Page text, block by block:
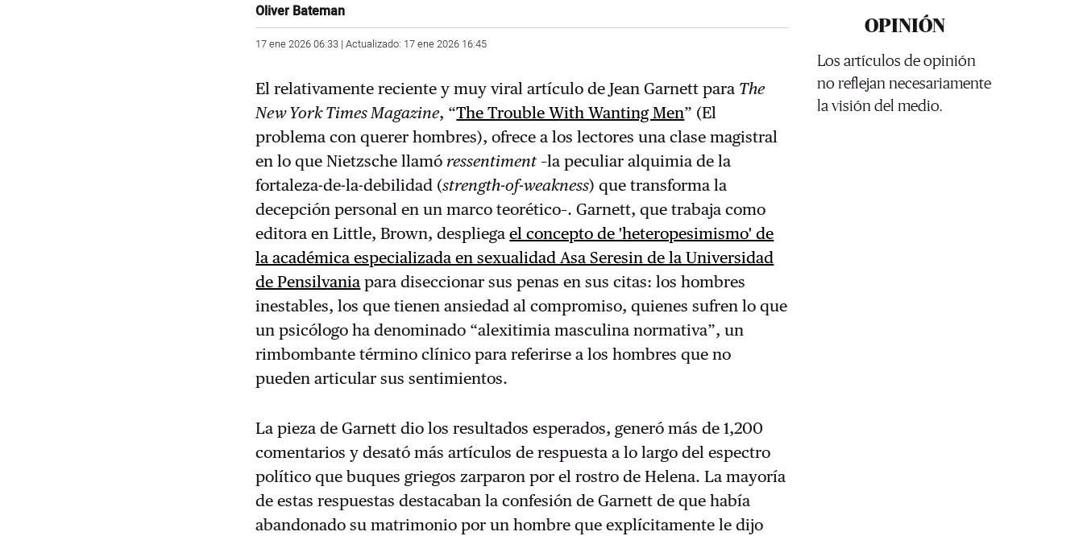
Oliver Bateman
17 ene 2026 06:33 | Actualizado: 17 ene 2026 16:45
El relativamente reciente y muy viral artículo de Jean Garnett para The
New York Times Magazine, “The Trouble With Wanting Men” (El
problema con querer hombres), ofrece a los lectores una clase magistral
en lo que Nietzsche llamó ressentiment –la peculiar alquimia de la
fortaleza-de-la-debilidad (strength-of-weakness) que transforma la
decepción personal en un marco teorético–. Garnett, que trabaja como
editora en Little, Brown, despliegael concepto de 'heteropesimismo' de
la académica especializada en sexualidad Asa Seresin de la Universidad
de Pensilvania para diseccionar sus penas en sus citas: los hombres
inestables, los que tienen ansiedad al compromiso, quienes sufren lo que
un psicólogo ha denominado “alexitimia masculina normativa”, un
rimbombante término clínico para referirse a los hombres que no
pueden articular sus sentimientos.
La pieza de Garnett dio los resultados esperados, generó más de 1,200
comentarios y desató más artículos de respuesta a lo largo del espectro
político que buques griegos zarparon por el rostro de Helena. La mayoría
de estas respuestas destacaban la confesión de Garnett de que había
abandonado su matrimonio por un hombre que explícitamente le dijo
OPINIÓN
Los artículos de opinión
no reflejan necesariamente
la visión del medio.